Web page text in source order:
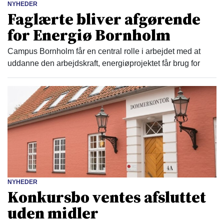
NYHEDER
Faglærte bliver afgørende
for Energiø Bornholm
Campus Bornholm får en central rolle i arbejdet med at
uddanne den arbejdskraft, energiøprojektet får brug for
NYHEDER
Konkursbo ventes afsluttet
uden midler